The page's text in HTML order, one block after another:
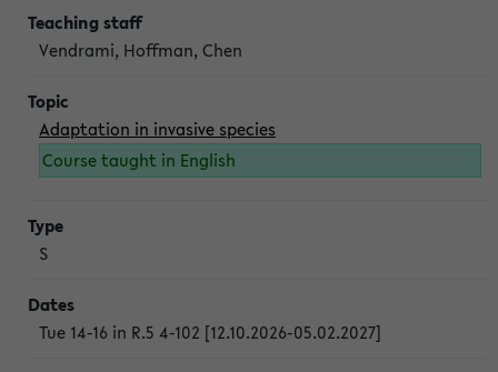
Vendrami, Hoffman, Chen
Adaptation in invasive species
Course taught in English
S
Tue 14-16 in R.5 4-102 [12.10.2026-05.02.2027]